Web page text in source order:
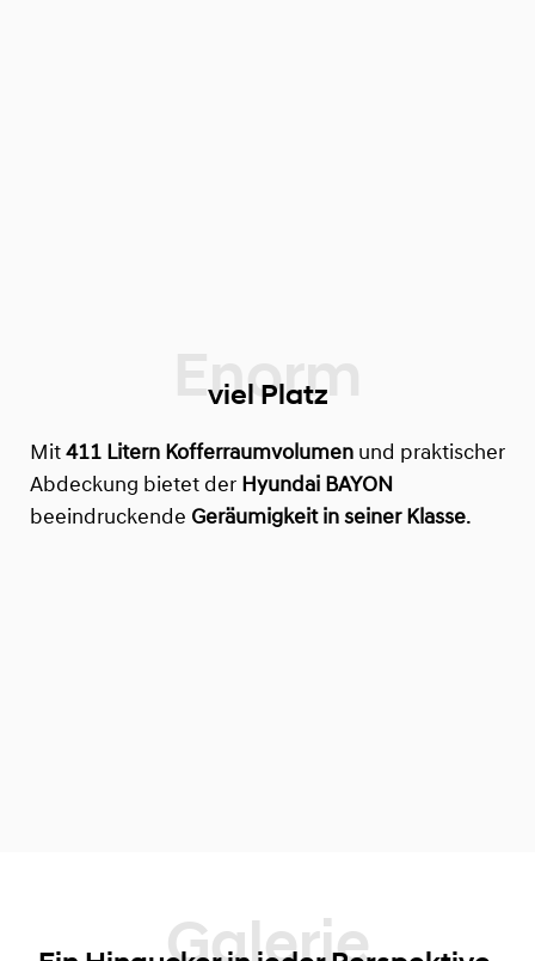
viel Platz
Mit 411 Litern Kofferraumvolumen und praktischer
Abdeckung bietet der Hyundai BAYON
beeindruckende Geräumigkeit in seiner Klasse.